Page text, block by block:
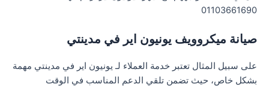
01103661690
صيانة ميكروويف يونيون اير في مدينتي
على سبيل المثال تعتبر خدمة العملاء لـ يونيون اير في مدينتي مهمة
بشكل خاص، حيث تضمن تلقي الدعم المناسب في الوقت